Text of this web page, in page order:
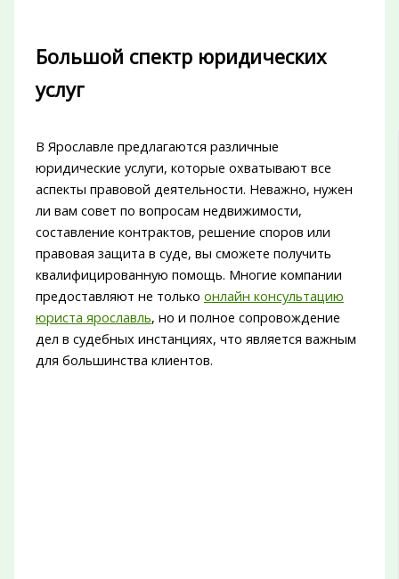
Большой спектр юридических
услуг
В Ярославле предлагаются различные
юридические услуги, которые охватывают все
аспекты правовой деятельности. Неважно, нужен
ли вам совет по вопросам недвижимости,
составление контрактов, решение споров или
правовая защита в суде, вы сможете получить
квалифицированную помощь. Многие компании
предоставляют не только онлайн консультацию
юриста ярославль, но и полное сопровождение
дел в судебных инстанциях, что является важным
для большинства клиентов.